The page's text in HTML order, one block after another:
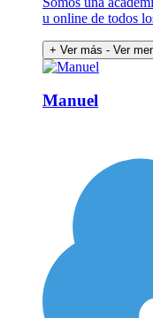
u online de todos
+ Ver más - Ver
Manuel